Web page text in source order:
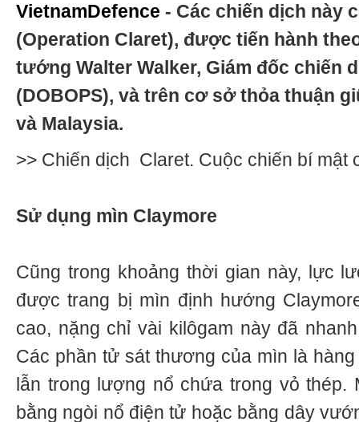
VietnamDefence - Các chiến dịch này
(Operation Claret), được tiến hành
tướng Walter Walker, Giám đốc chiến
(DOBOPS), và trên cơ sở thỏa thuận
và Malaysia.
>> Chiến dịch Claret. Cuộc chiến bí mật
Sử dụng mìn Claymore
Cũng trong khoảng thời gian này, lực
được trang bị mìn định hướng
cao, nặng chỉ vài kilôgam này đã
Các phần tử sát thương của mìn là
lẫn trong lượng nổ chứa trong vỏ thép.
bằng ngòi nổ điện tử hoặc bằng dây